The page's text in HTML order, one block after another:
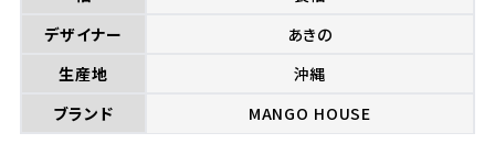
デザイナー
あきの
生産地
沖縄
ブランド
MANGO HOUSE